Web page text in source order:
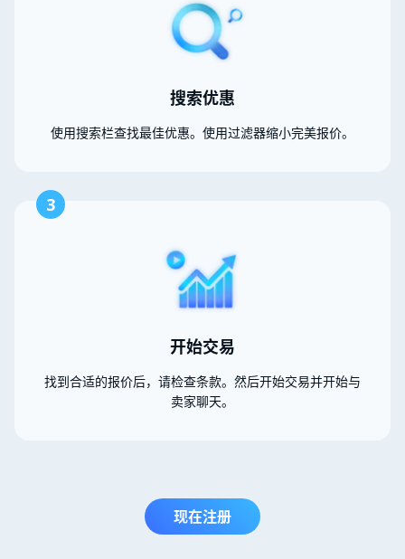
搜索优惠
使用搜索栏查找最佳优惠。使用过滤器缩小完美报价。
3
开始交易
找到合适的报价后，请检查条款。然后开始交易并开始与
卖家聊天。
现在注册